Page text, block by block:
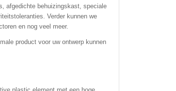
afgedichte behuizingskast, speciale
Verder kunnen we
en nog veel meer.
product voor uw ontwerp kunnen